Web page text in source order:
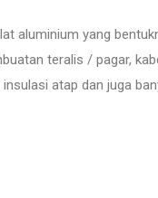
aluminium yang
teralis / pagar,
atap dan juga